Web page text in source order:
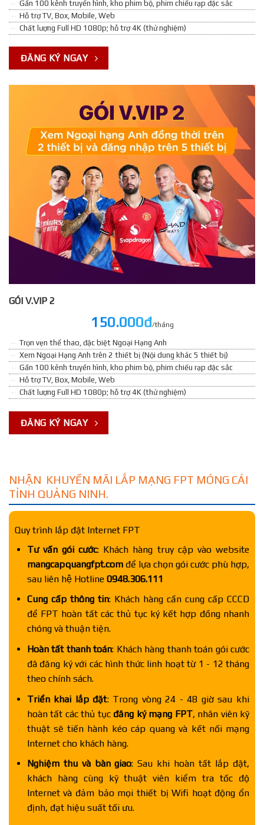
Gần 100 kênh truyền hình, kho phim bộ, phim chiếu rạp đặc sắc
Hỗ trợ TV, Box, Mobile, Web
Chất lượng Full HD 1080p; hỗ trợ 4K (thử nghiệm)
ĐĂNG KÝ NGAY
GÓI V.VIP 2
150.000đ/tháng
Trọn vẹn thể thao, đặc biệt Ngoại Hạng Anh
Xem Ngoại Hạng Anh trên 2 thiết bị (Nội dung khác 5 thiết bị)
Gần 100 kênh truyền hình, kho phim bộ, phim chiếu rạp đặc sắc
Hỗ trợ TV, Box, Mobile, Web
Chất lượng Full HD 1080p; hỗ trợ 4K (thử nghiệm)
ĐĂNG KÝ NGAY
NHẬN KHUYẾN MÃI LẮP MẠNG FPT MÓNG CÁI
TỈNH QUẢNG NINH.
Quy trình lắp đặt Internet FPT
Tư vấn gói cước: Khách hàng truy cập vào website
mangcapquangfpt.comđể lựa chọn gói cước phù hợp,
sau liên hệ Hotline 0948.306.111
Cung cấp thông tin: Khách hàng cần cung cấp CCCD
để FPT hoàn tất các thủ tục ký kết hợp đồng nhanh
chóng và thuận tiện.
Hoàn tất thanh toán: Khách hàng thanh toán gói cước
đã đăng ký với các hình thức linh hoạt từ 1 - 12 tháng
theo chính sách.
Triển khai lắp đặt: Trong vòng 24 - 48 giờ sau khi
hoàn tất các thủ tục đăng ký mạng FPT, nhân viên kỹ
thuật sẽ tiến hành kéo cáp quang và kết nối mạng
Internet cho khách hàng.
Nghiệm thu và bàn giao: Sau khi hoàn tất lắp đặt,
khách hàng cùng kỹ thuật viên kiểm tra tốc độ
Internet và đảm bảo mọi thiết bị Wifi hoạt động ổn
định, đạt hiệu suất tối ưu.